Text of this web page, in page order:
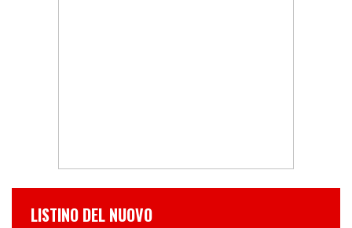
LISTINO DEL NUOVO